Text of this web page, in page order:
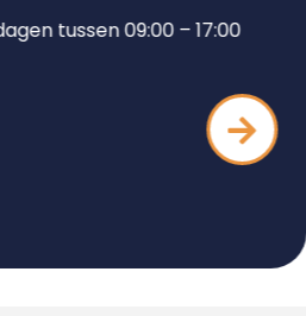
tussen 09:00 – 17:00